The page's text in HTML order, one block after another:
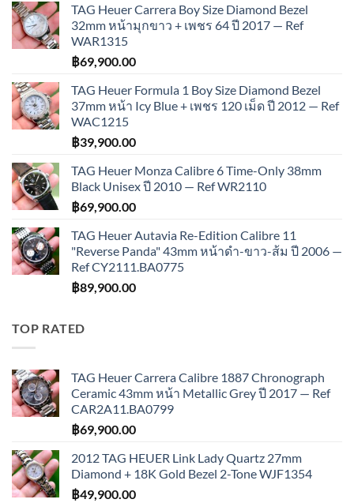
TAG Heuer Carrera Boy Size Diamond Bezel
32mm หน้ามุกขาว + เพชร 64 ปี 2017 — Ref
WAR1315
฿69,900.00
TAG Heuer Formula 1 Boy Size Diamond Bezel
37mm หน้า Icy Blue + เพชร 120 เม็ด ปี 2012 — Ref
WAC1215
฿39,900.00
TAG Heuer Monza Calibre 6 Time-Only 38mm
Black Unisex ปี 2010 — Ref WR2110
฿69,900.00
TAG Heuer Autavia Re-Edition Calibre 11
"Reverse Panda" 43mm หน้าดำ-ขาว-ส้ม ปี 2006 —
Ref CY2111.BA0775
฿89,900.00
TOP RATED
TAG Heuer Carrera Calibre 1887 Chronograph
Ceramic 43mm หน้า Metallic Grey ปี 2017 — Ref
CAR2A11.BA0799
฿69,900.00
2012 TAG HEUER Link Lady Quartz 27mm
Diamond + 18K Gold Bezel 2-Tone WJF1354
฿49,900.00